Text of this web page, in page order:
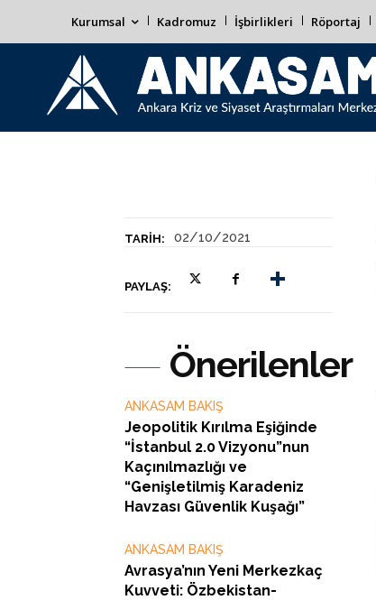
Kurumsal Kadromuz İşbirlikleri Röportaj
TARIH: 02/10/2021
PAYLAŞ:
Önerilenler
ANKASAM BAKIŞ
Jeopolitik Kırılma Eşiğinde
“İstanbul 2.0 Vizyonu”nun
Kaçınılmazlığı ve
“Genişletilmiş Karadeniz
Havzası Güvenlik Kuşağı”
ANKASAM BAKIŞ
Avrasya’nın Yeni Merkezkaç
Kuvveti: Özbekistan-